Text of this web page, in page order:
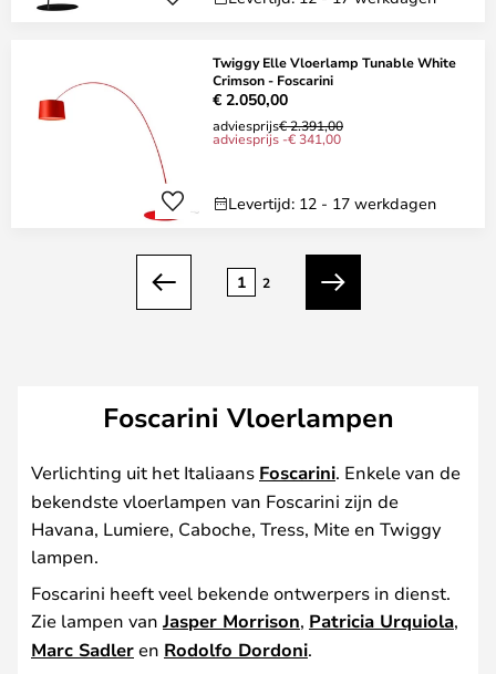
Twiggy Elle Vloerlamp Tunable White
Crimson - Foscarini
€ 2.050,00
adviesprijs€ 2.391,00
adviesprijs -€ 341,00
Levertijd: 12 - 17 werkdagen
Vorige
1 2
Volgende
Foscarini Vloerlampen
Verlichting uit het Italiaans Foscarini. Enkele van de
bekendste vloerlampen van Foscarini zijn de
Havana, Lumiere, Caboche, Tress, Mite en Twiggy
lampen.
Foscarini heeft veel bekende ontwerpers in dienst.
Zie lampen van Jasper Morrison, Patricia Urquiola,
Marc Sadleren Rodolfo Dordoni.